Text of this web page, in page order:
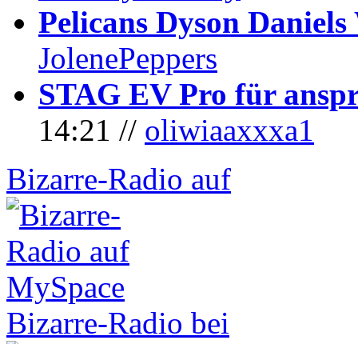
Pelicans Dyson
JolenePeppers
STAG EV Pro für
14:21 // oliwiaaxxxa1
Bizarre-Radio auf
Bizarre-Radio bei